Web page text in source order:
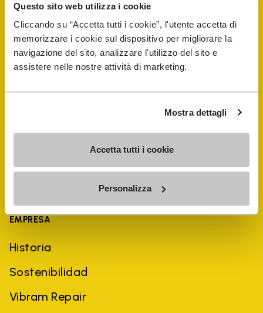
Questo sito web utilizza i cookie
Cliccando su “Accetta tutti i cookie”, l'utente accetta di
memorizzare i cookie sul dispositivo per migliorare la
navigazione del sito, analizzare l'utilizzo del sito e
assistere nelle nostre attività di marketing.
Mostra dettagli
Accetta tutti i cookie
Personalizza
Tienda
Localizador de reparadores de
calzado
EMPRESA
Historia
Sostenibilidad
Vibram Repair